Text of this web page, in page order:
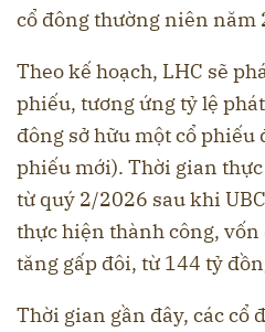
cổ đông thường niên năm
Theo kế hoạch, LHC sẽ
phiếu, tương ứng tỷ lệ
đông sở hữu một cổ
phiếu mới). Thời gian
từ quý 2/2026 sau khi
thực hiện thành công, vốn
tăng gấp đôi, từ 144 tỷ
Thời gian gần đây, các cổ